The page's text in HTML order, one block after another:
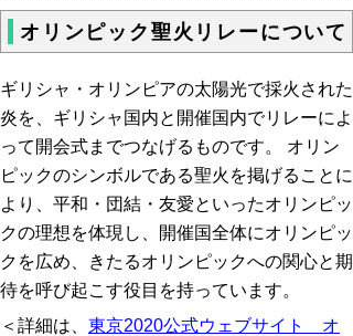
オリンピック聖火リレーについて
ギリシャ・オリンピアの太陽光で採火された
炎を、ギリシャ国内と開催国内でリレーによ
って開会式までつなげるものです。 オリン
ピックのシンボルである聖火を掲げることに
より、平和・団結・友愛といったオリンピッ
クの理想を体現し、開催国全体にオリンピッ
クを広め、きたるオリンピックへの関心と期
待を呼び起こす役目を持っています。
＜詳細は、 東京2020公式ウェブサイト オ